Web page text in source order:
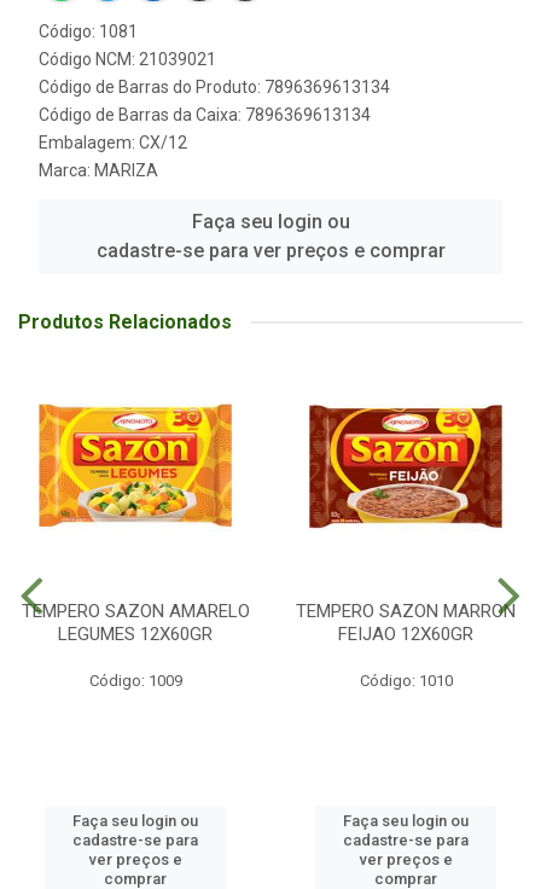
Código: 1081
Código NCM: 21039021
Código de Barras do Produto: 7896369613134
Código de Barras da Caixa: 7896369613134
Embalagem: CX/12
Marca: MARIZA
Faça seu login ou
cadastre-se para ver preços e comprar
Produtos Relacionados
TEMPERO SAZON AMARELO
LEGUMES 12X60GR
Código: 1009
Faça seu login ou
cadastre-se para
ver preços e
comprar
TEMPERO SAZON MARRON
FEIJAO 12X60GR
Código: 1010
Faça seu login ou
cadastre-se para
ver preços e
comprar